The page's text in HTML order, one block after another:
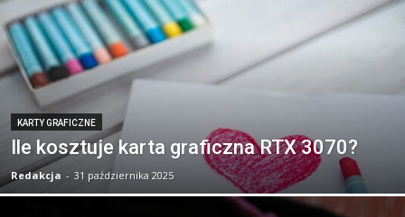
KARTY GRAFICZNE
Ile kosztuje karta graficzna RTX 3070?
Redakcja - 31 października 2025